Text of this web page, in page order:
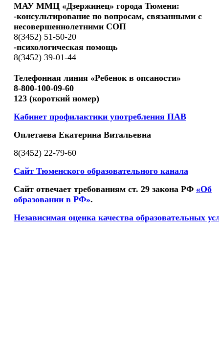
МАУ ММЦ «Дзержинец» города Тюмени:
-консультирование по вопросам, связанными с
несовершеннолетними СОП
8(3452) 51-50-20
-психологическая помощь
8(3452) 39-01-44
Телефонная линия «Ребенок в опсаности»
8-800-100-09-60
123 (короткий номер)
Кабинет профилактики употребления ПАВ
Оплетаева Екатерина Витальевна
8(3452) 22-79-60
Сайт Тюменского образовательного канала
Сайт отвечает требованиям ст. 29 закона РФ «Об
образовании в РФ».
Независимая оценка качества образовательных